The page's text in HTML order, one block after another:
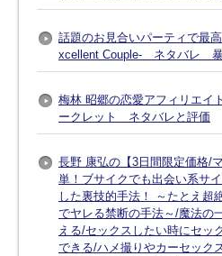
話題のお見合いパーティで最
xcellent Couple- ネタバレ 暴
梅林 昭郷の恋愛アフィリエイ
ークレット ネタバレと評価
長野 康弘の【3日間限定価格/
単！ブサイクでも出会い系サ
した裏技的手法！ ～たとえ超
でヤレる禁断の手法～/魔法の
える/セックスしたい時にセッ
できる/ハメ撮りやカーセック